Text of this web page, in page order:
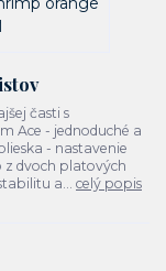
časti s
Ace - jednoduché a
- nastavenie
dvoch platových
a... celý popis